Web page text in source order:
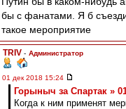
бы с фанатами. Я б
такое мероприятие
TRIV - Администратор
01 дек 2018 15:24
Горыныч за Спартак »
Когда к ним применят